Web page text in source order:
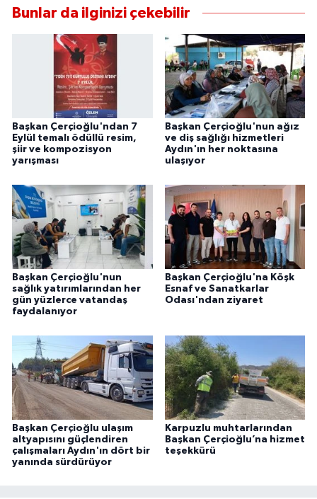
Bunlar da ilginizi çekebilir
Başkan Çerçioğlu'ndan 7
Eylül temalı ödüllü resim,
şiir ve kompozisyon
yarışması
Başkan Çerçioğlu'nun ağız
ve diş sağlığı hizmetleri
Aydın'ın her noktasına
ulaşıyor
Başkan Çerçioğlu'nun
sağlık yatırımlarından her
gün yüzlerce vatandaş
faydalanıyor
Başkan Çerçioğlu'na Köşk
Esnaf ve Sanatkarlar
Odası'ndan ziyaret
Başkan Çerçioğlu ulaşım
altyapısını güçlendiren
çalışmaları Aydın'ın dört bir
yanında sürdürüyor
Karpuzlu muhtarlarından
Başkan Çerçioğlu’na hizmet
teşekkürü